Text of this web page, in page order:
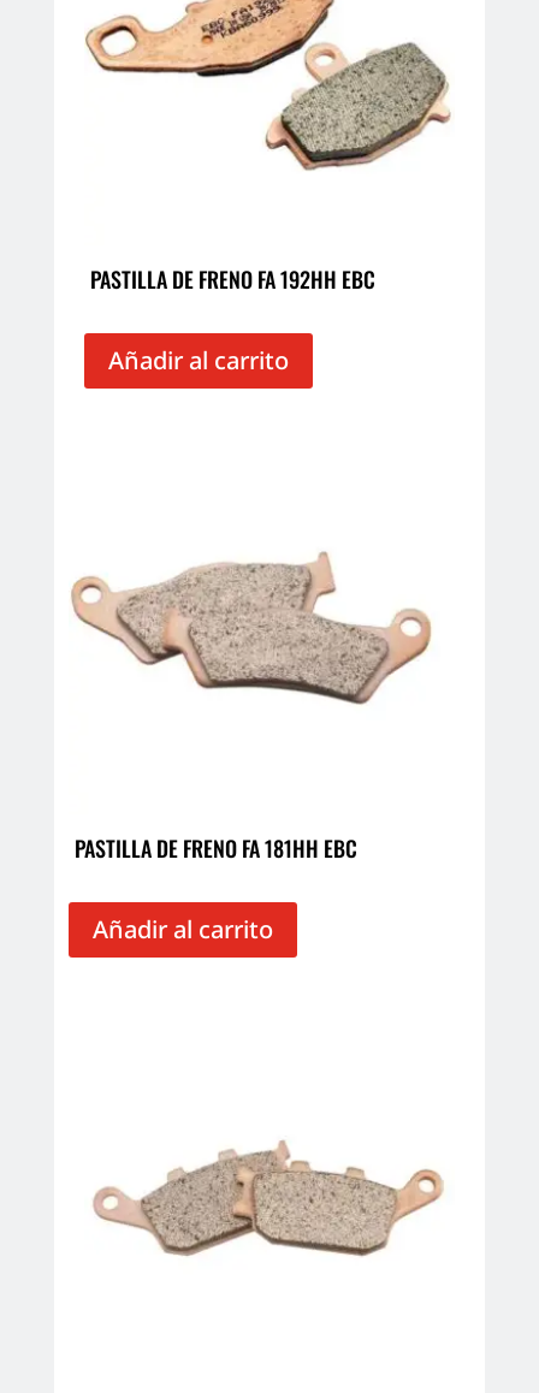
PASTILLA DE FRENO FA 192HH EBC
Añadir al carrito
PASTILLA DE FRENO FA 181HH EBC
Añadir al carrito